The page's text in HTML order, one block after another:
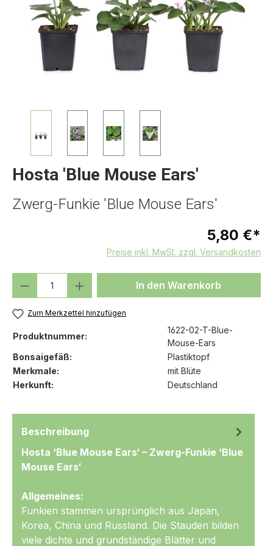
Hosta 'Blue Mouse Ears'
Zwerg-Funkie 'Blue Mouse Ears'
5,80 €*
Preise inkl. MwSt. zzgl. Versandkosten
Produkt Anzahl: Gib denIn den Warenkorb
Zum Merkzettel hinzufügen
Produktnummer:
1622-02-T-Blue-
Mouse-Ears
Bonsaigefäß:
Plastiktopf
Merkmale:
mit Blüte
Herkunft:
Deutschland
Beschreibung
Hosta ‘Blue Mouse Ears‘ – Zwerg-Funkie ‘Blue
Mouse Ears‘
Allgemeines:
Funkien stammen ursprünglich aus Japan,
Korea, China und Russland. Die Stauden bilden
viele dichte und grundständige Blätter und